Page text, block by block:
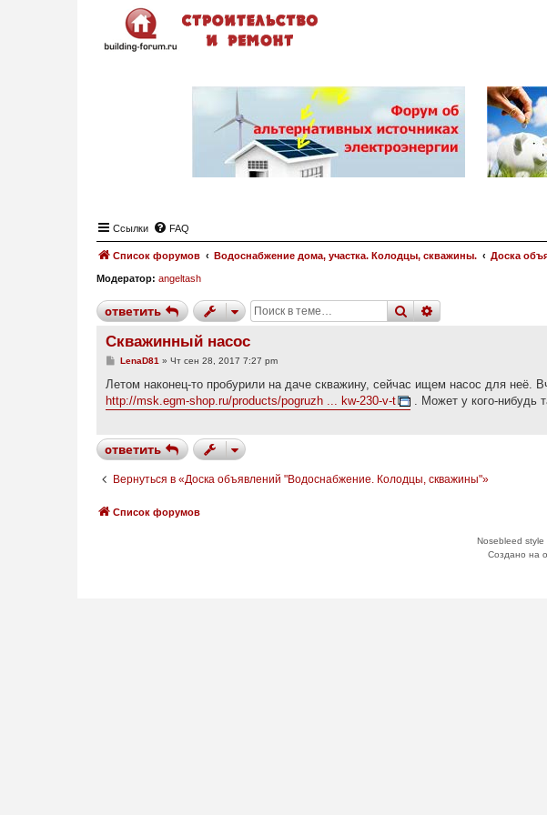
Ссылки FAQ
Список форумов Водоснабжение дома, участка. Колодцы, скважины. Доска
Модератор: angeltash
ответить поискрасширенный
Скважинный насос
С
о
щ
е
LenaD81 » Чт сен 28, 2017 7:27 pm
Летом наконец-то пробурили на даче скважину, сейчас ищем насос для неё.
http://msk.egm-shop.ru/products/pogruzh ... kw-230-v-t
. Может у кого-нибудь
ответить
Вернуться в «Доска объявлений "Водоснабжение. Колодцы, скважины"»
Список форумов
Nosebleed style
Создано на